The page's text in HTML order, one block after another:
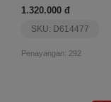
1.320.000 đ
SKU: D614477
Penayangan: 292